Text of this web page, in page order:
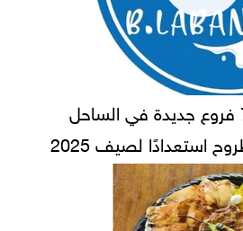
"بلبن" تعلن افتتاح 7 فروع جديدة في الساحل
استعدادًا لصيف 2025